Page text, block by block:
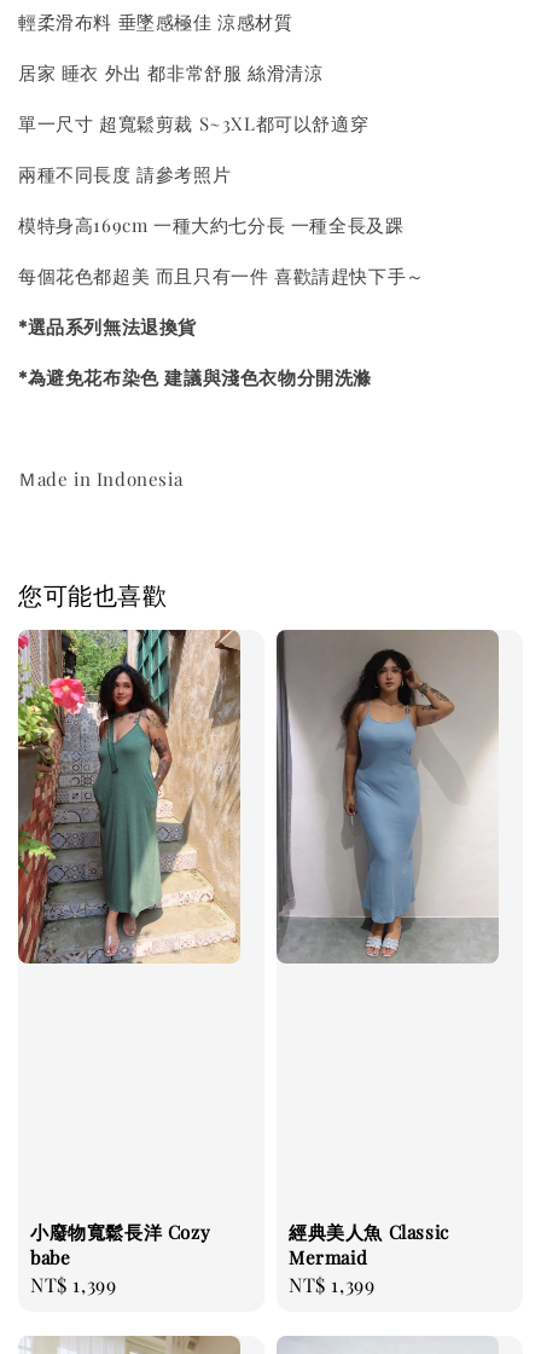
輕柔滑布料 垂墜感極佳 涼感材質
居家 睡衣 外出 都非常舒服 絲滑清涼
單一尺寸 超寬鬆剪裁 S~3XL都可以舒適穿
兩種不同長度 請參考照片
模特身高169cm 一種大約七分長 一種全長及踝
每個花色都超美 而且只有一件 喜歡請趕快下手～
*選品系列無法退換貨
*為避免花布染色 建議與淺色衣物分開洗滌
Ｍade in Indonesia
您可能也喜歡
小廢物寬鬆長洋 Cozy
babe
Regular
NT$ 1,399
經典美人魚 Classic
Mermaid
Regular
NT$ 1,399